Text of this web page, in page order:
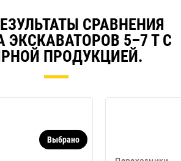
СРАВНЕНИЯ
ЭКСКАВАТОРОВ 5–7 Т С
ПРОДУКЦИЕЙ.
Выбрано